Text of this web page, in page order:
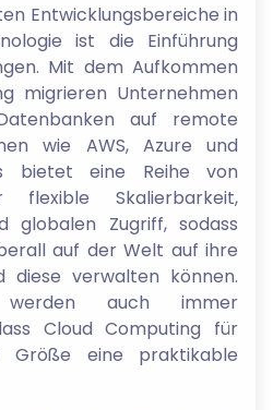
Entwicklungsbereiche in
ist die Einführung
Mit dem Aufkommen
migrieren Unternehmen
auf remote
wie AWS, Azure und
bietet eine Reihe von
flexible Skalierbarkeit,
globalen Zugriff, sodass
auf der Welt auf ihre
diese verwalten können.
werden auch immer
Cloud Computing für
Größe eine praktikable